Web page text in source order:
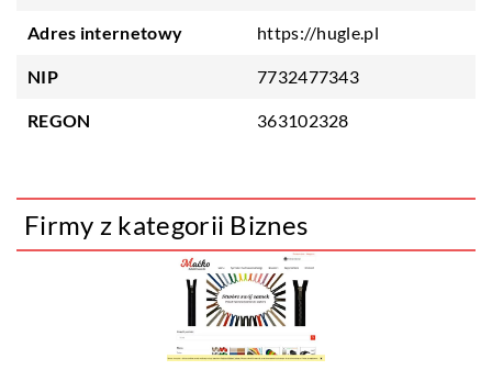
Adres internetowy https://hugle.pl
NIP 7732477343
REGON 363102328
Firmy z kategorii Biznes